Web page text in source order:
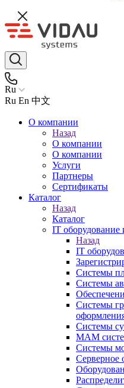
Ru
Ru En 中文
О компании
Назад
О компании
О компании
Услуги
Партнеры
Сертификаты
Каталог
Назад
Каталог
IT оборудование
Назад
IT
Системы
Системы
Системы
Системы
MAM
Системы
Серверное